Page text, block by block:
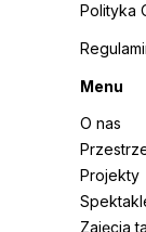
Polityka
Menu
O nas
Projekty
Zajęcia